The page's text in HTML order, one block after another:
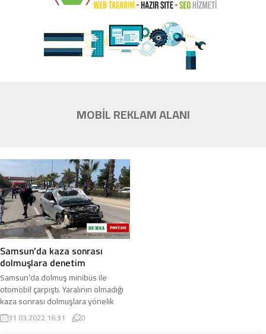
MOBİL REKLAM ALANI
Samsun’da kaza sonrası
dolmuşlara denetim
Samsun’da dolmuş minibüs ile
otomobil çarpıştı. Yaralının olmadığı
kaza sonrası dolmuşlara yönelik
denetim gerçekleştirildi. Kaza,
İlkadım ilçesi ...
31.03.2022 16:31 0